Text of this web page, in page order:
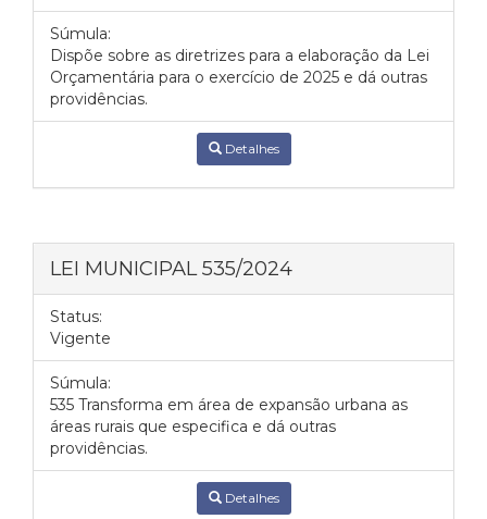
Súmula:
Dispõe sobre as diretrizes para a elaboração da Lei
Orçamentária para o exercício de 2025 e dá outras
providências.
Detalhes
LEI MUNICIPAL 535/2024
Status:
Vigente
Súmula:
535 Transforma em área de expansão urbana as
áreas rurais que especifica e dá outras
providências.
Detalhes